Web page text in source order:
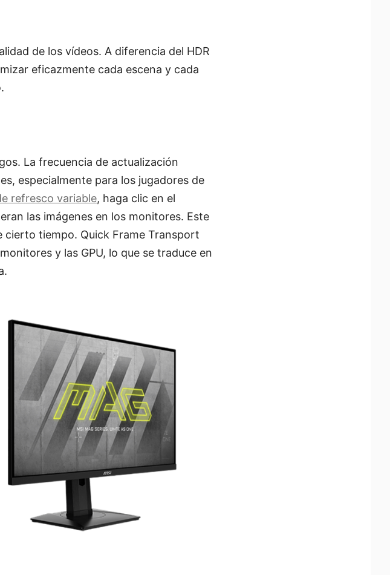
de los vídeos. A diferencia del HDR
eficazmente cada escena y cada
La frecuencia de actualización
especialmente para los jugadores de
refresco variable, haga clic en el
las imágenes en los monitores. Este
cierto tiempo. Quick Frame Transport
y las GPU, lo que se traduce en